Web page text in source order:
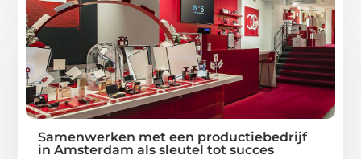
Samenwerken met een productiebedrijf
in Amsterdam als sleutel tot succes